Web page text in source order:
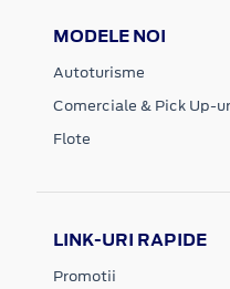
MODELE NOI
Autoturisme
Comerciale & Pick Up-
Flote
LINK-URI RAPIDE
Promotii